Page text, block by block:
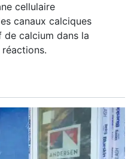
cellulaire
canaux calciques
calcium dans la